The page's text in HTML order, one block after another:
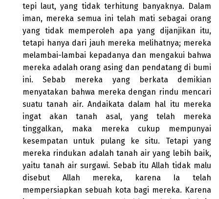
tepi laut, yang tidak terhitung banyaknya. Dalam
iman, mereka semua ini telah mati sebagai orang
yang tidak memperoleh apa yang dijanjikan itu,
tetapi hanya dari jauh mereka melihatnya; mereka
melambai-lambai kepadanya dan mengakui bahwa
mereka adalah orang asing dan pendatang di bumi
ini. Sebab mereka yang berkata demikian
menyatakan bahwa mereka dengan rindu mencari
suatu tanah air. Andaikata dalam hal itu mereka
ingat akan tanah asal, yang telah mereka
tinggalkan, maka mereka cukup mempunyai
kesempatan untuk pulang ke situ. Tetapi yang
mereka rindukan adalah tanah air yang lebih baik,
yaitu tanah air surgawi. Sebab itu Allah tidak malu
disebut Allah mereka, karena Ia telah
mempersiapkan sebuah kota bagi mereka. Karena